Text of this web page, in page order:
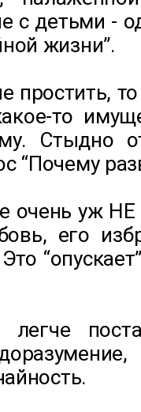
с детьми -
жизни”.
простить,
то
Стыдно
“Почему
очень уж НЕ
его